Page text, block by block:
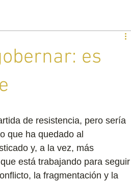
es
de resistencia, pero sería
que ha quedado al
y, a la vez, más
está trabajando para seguir
la fragmentación y la